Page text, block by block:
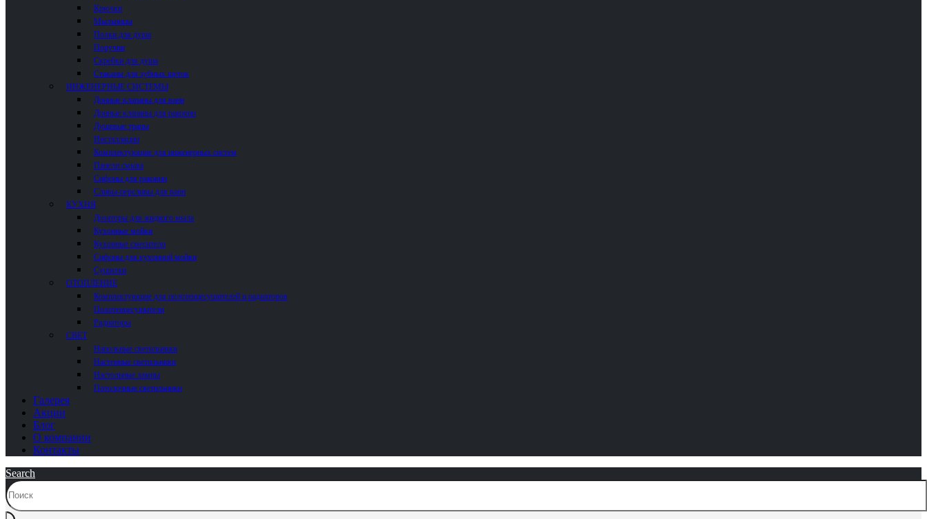
Крючки
Мыльницы
Полки для душа
Поручни
Скребки для душа
Стаканы для зубных щеток
ИНЖЕНЕРНЫЕ СИСТЕМЫ
Донные клапаны для ванн
Донные клапаны для раковин
Душевые трапы
Инсталляции
Комплектующие для инженерных систем
Панели смыва
Сифоны для раковин
Сливы-переливы для ванн
КУХНЯ
Дозаторы для жидкого мыла
Кухонные мойки
Кухонные смесители
Сифоны для кухонной мойки
Сушилки
ОТОПЛЕНИЕ
Комплектующие для полотенцесушителей и радиаторов
Полотенцесушители
Радиаторы
СВЕТ
Напольные светильники
Настенные светильники
Настольные лампы
Потолочные светильники
Галерея
Акции
Блог
О компании
Контакты
Search